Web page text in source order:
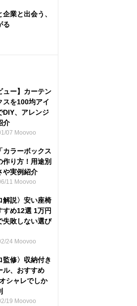
企業と出会う、
る
ュー】カーテン
スを100均アイ
DIY、アレンジ
介
2026/01/07 Moovoo
カラーボックス
作り方！用途別
や実例紹介
2025/06/11 Moovoo
解説〉安い座椅
すめ12選 1万円
失敗しない選び
2026/02/24 Moovoo
監修〉収納付き
ル、おすすめ
シャレでしか
2026/02/19 Moovoo